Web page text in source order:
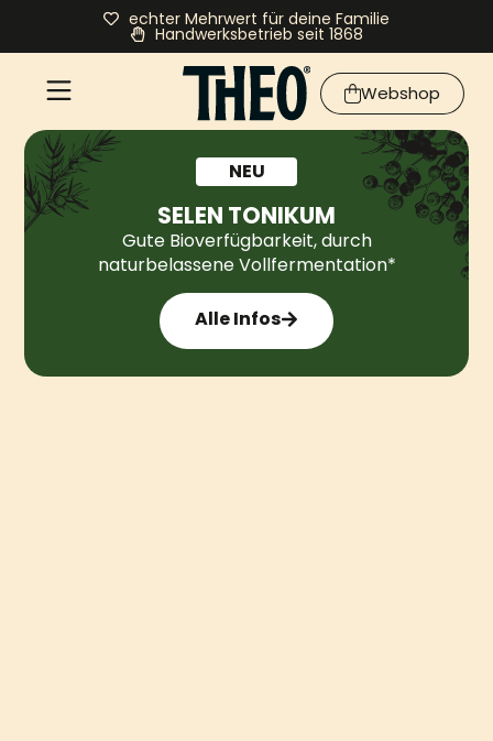
echter Mehrwert für deine Familie
Handwerksbetrieb seit 1868
Webshop
NEU
SELEN TONIKUM
Gute Bioverfügbarkeit, durch
naturbelasseneVollfermentation*
Alle Infos